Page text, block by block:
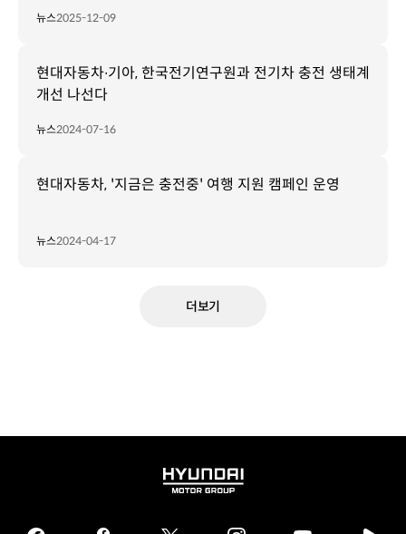
뉴스2025-12-09
현대자동차∙기아, 한국전기연구원과 전기차 충전 생태계
개선 나선다
뉴스2024-07-16
현대자동차, '지금은 충전중' 여행 지원 캠페인 운영
뉴스2024-04-17
더보기
HYUNDAI
GROUP